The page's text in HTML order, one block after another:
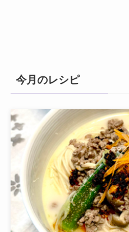
今月のレシピ